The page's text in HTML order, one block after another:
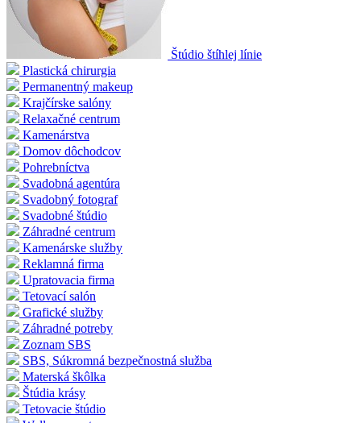
Štúdio štíhlej línie
Plastická chirurgia
Permanentný makeup
Krajčírske salóny
Relaxačné centrum
Kamenárstva
Domov dôchodcov
Pohrebníctva
Svadobná agentúra
Svadobný fotograf
Svadobné štúdio
Záhradné centrum
Kamenárske služby
Reklamná firma
Upratovacia firma
Tetovací salón
Grafické služby
Záhradné potreby
Zoznam SBS
SBS, Súkromná bezpečnostná služba
Materská škôlka
Štúdia krásy
Tetovacie štúdio